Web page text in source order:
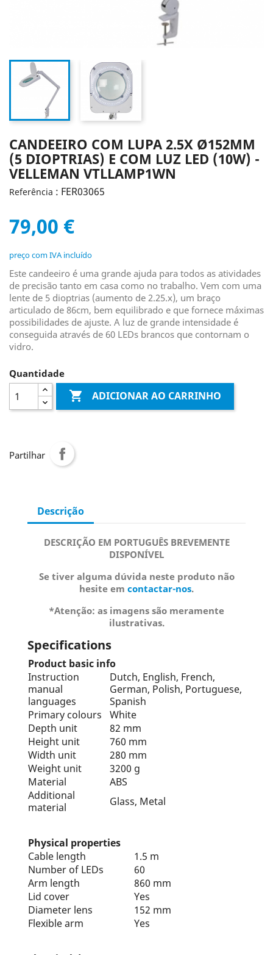
CANDEEIRO COM LUPA 2.5X Ø152MM
(5 DIOPTRIAS) E COM LUZ LED (10W) -
VELLEMAN VTLLAMP1WN
Referência : FER03065
79,00 €
preço com IVA incluído
Este candeeiro é uma grande ajuda para todos as atividades
de precisão tanto em casa como no trabalho. Vem com uma
lente de 5 dioptrias (aumento de 2.25.x), um braço
articulado de 86cm, bem equilibrado e que fornece máximas
possibilidades de ajuste. A luz de grande intensidade é
conseguida através de 60 LEDs brancos que contornam o
vidro.
Quantidade
 ADICIONAR AO CARRINHO
Partilhar
Descrição
DESCRIÇÃO EM PORTUGUÊS BREVEMENTE
DISPONÍVEL
Se tiver alguma dúvida neste produto não
hesite em contactar-nos.
*Atenção: as imagens são meramente
ilustrativas.
Specifications
Product basic info
Instruction
manual
languages
Dutch, English, French,
German, Polish, Portuguese,
Spanish
Primary colours
White
Depth unit
82 mm
Height unit
760 mm
Width unit
280 mm
Weight unit
3200 g
Material
ABS
Additional
material
Glass, Metal
Physical properties
Cable length
1.5 m
Number of LEDs
60
Arm length
860 mm
Lid cover
Yes
Diameter lens
152 mm
Flexible arm
Yes